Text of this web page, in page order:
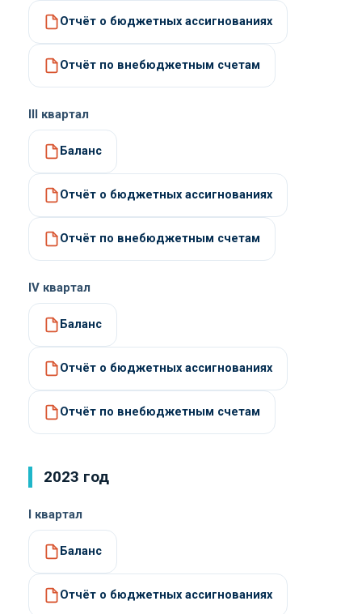
Отчёт о бюджетных ассигнованиях
Отчёт по внебюджетным счетам
III квартал
Баланс
Отчёт о бюджетных ассигнованиях
Отчёт по внебюджетным счетам
IV квартал
Баланс
Отчёт о бюджетных ассигнованиях
Отчёт по внебюджетным счетам
2023 год
I квартал
Баланс
Отчёт о бюджетных ассигнованиях